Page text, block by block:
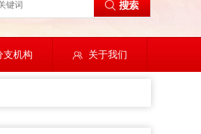
支机构 关于我们